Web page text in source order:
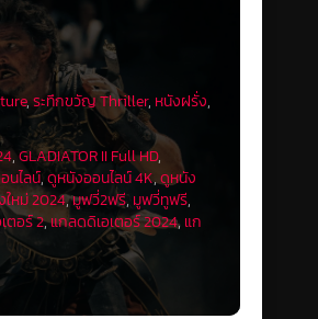
,ระทึกขวัญ Thriller, หนังฝรั่ง,
,GLADIATOR II Full HD,
นไลน์,ดูหนังออนไลน์ 4K,ดูหนัง
หม่ 2024,มูฟวี่2ฟรี, มูฟวี่ทูฟรี,
ตอร์ 2,แกลดดิเอเตอร์ 2024, แก